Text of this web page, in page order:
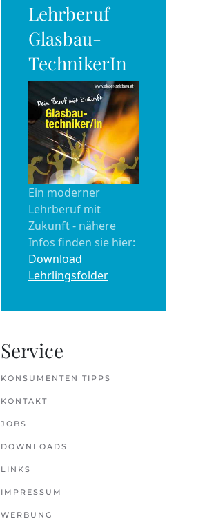
Lehrberuf
Glasbau-
TechnikerIn
Ein moderner
Lehrberuf mit
Zukunft - nähere
Infos finden sie hier:
Download
Lehrlingsfolder
Service
KONSUMENTEN TIPPS
KONTAKT
JOBS
DOWNLOADS
LINKS
IMPRESSUM
WERBUNG